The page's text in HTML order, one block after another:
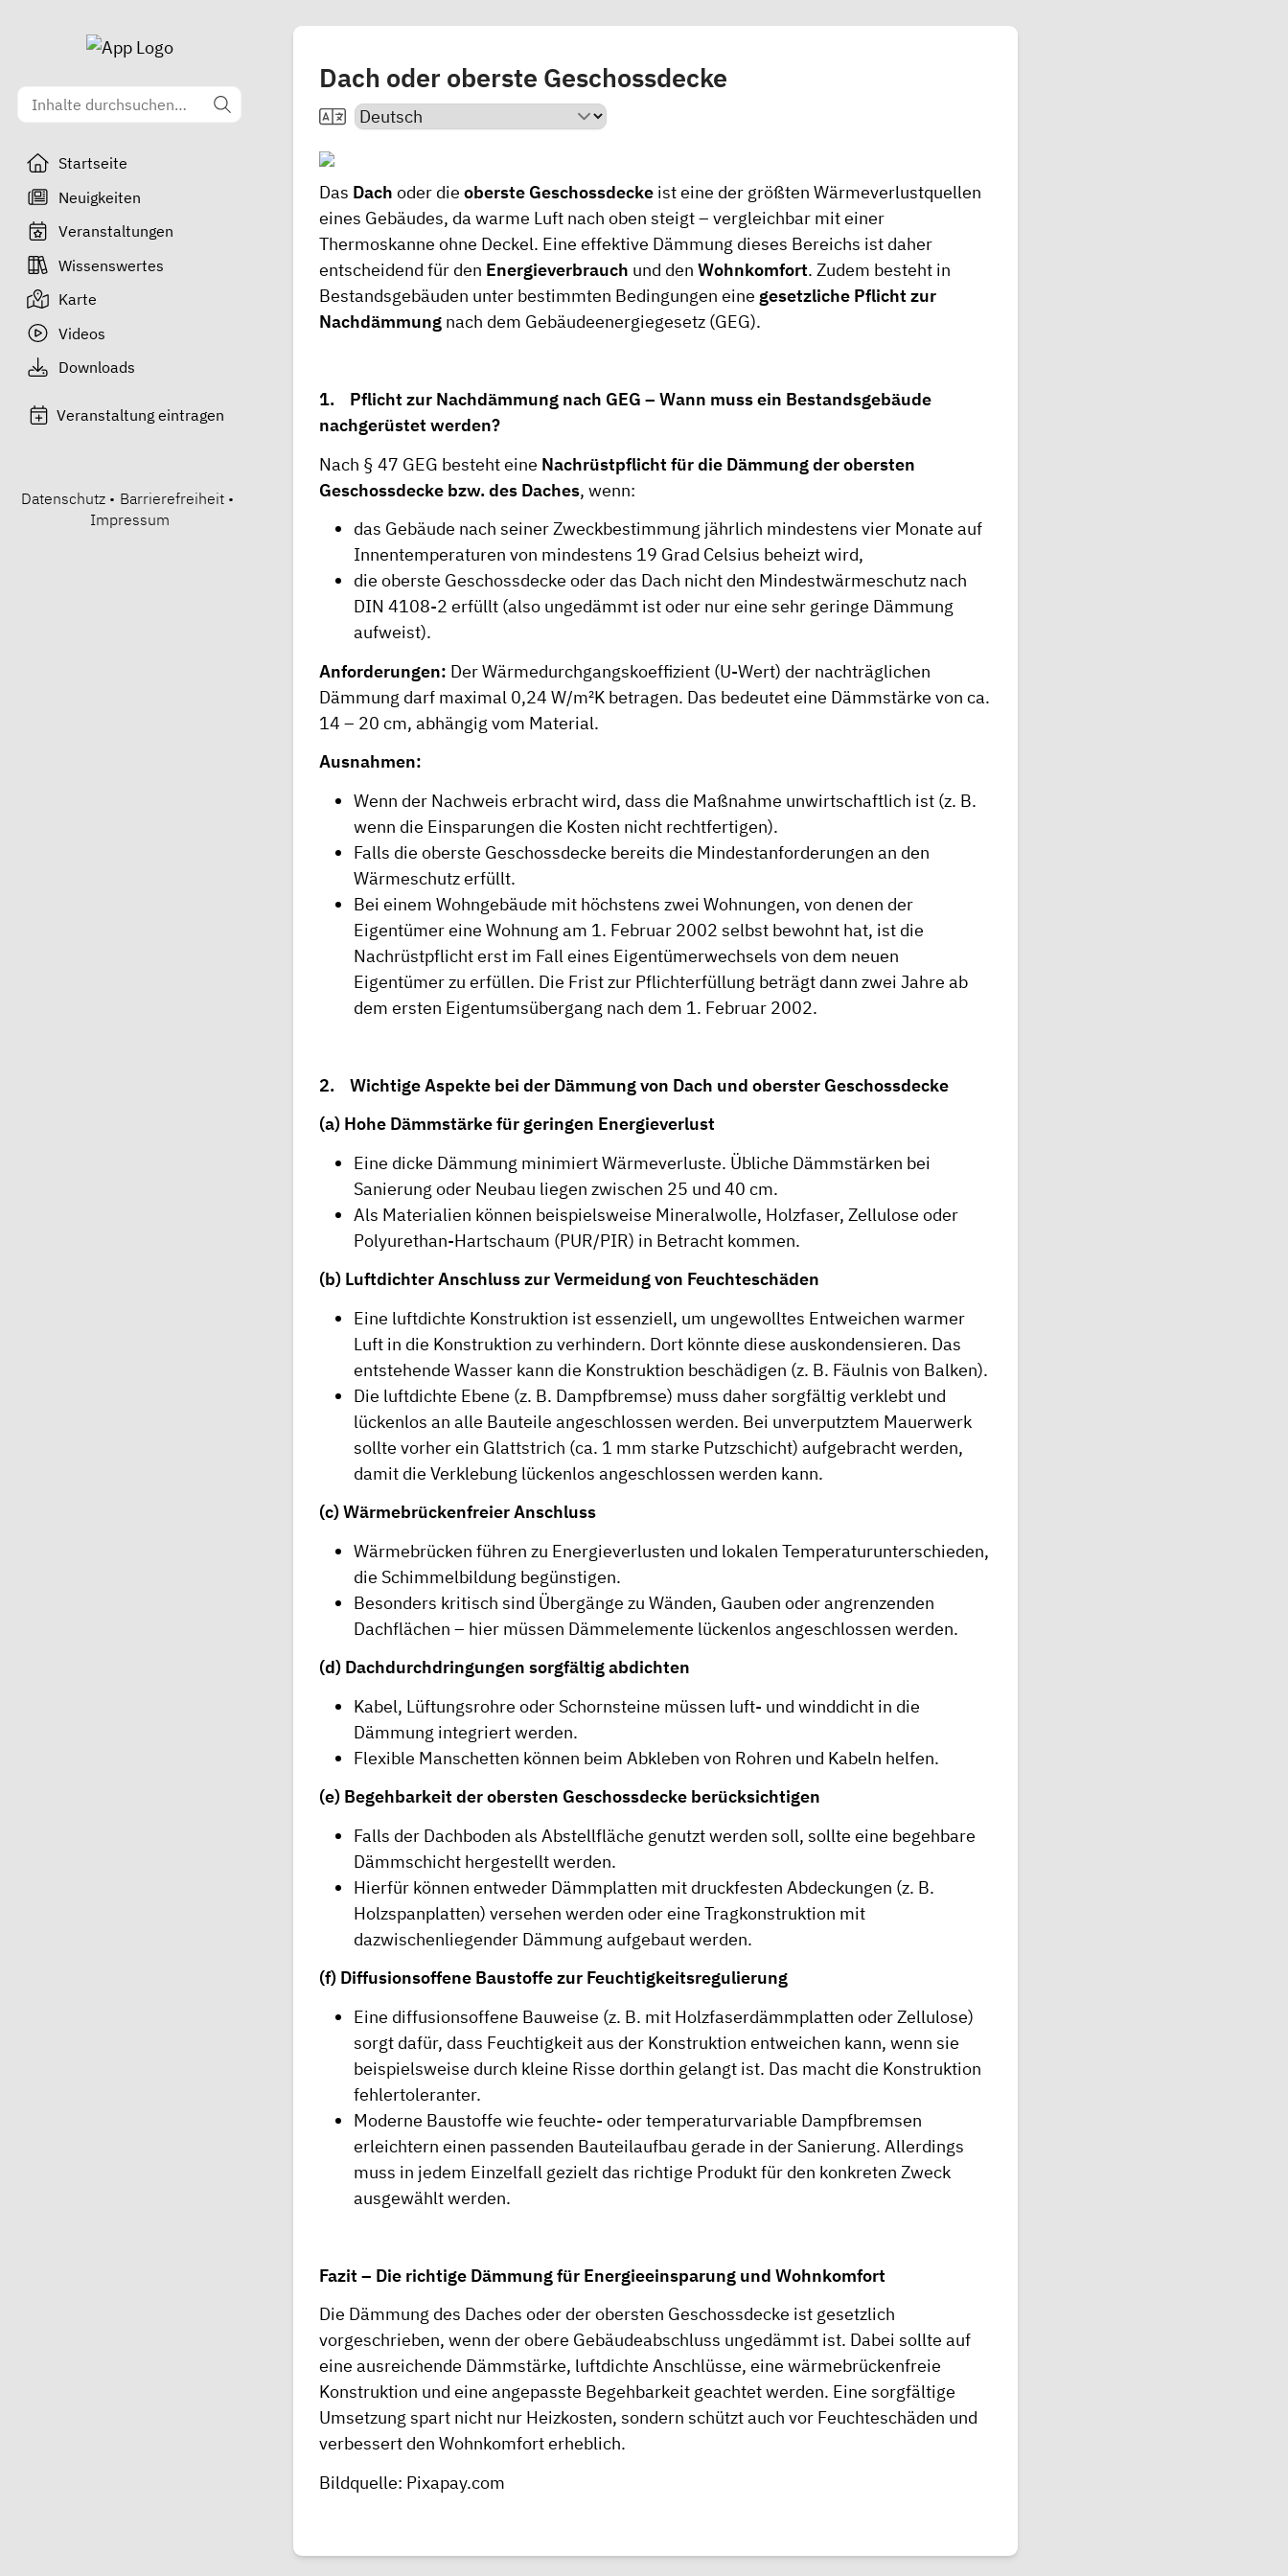
Startseite
Neuigkeiten
Veranstaltungen
Wissenswertes
Karte
Videos
Downloads
Veranstaltung eintragen
Datenschutz • Barrierefreiheit •
Impressum
Dach oder oberste Geschossdecke
Das Dach oder die oberste Geschossdecke ist eine der größten Wärmeverlustquellen
eines Gebäudes, da warme Luft nach oben steigt – vergleichbar mit einer
Thermoskanne ohne Deckel. Eine effektive Dämmung dieses Bereichs ist daher
entscheidend für den Energieverbrauch und den Wohnkomfort. Zudem besteht in
Bestandsgebäuden unter bestimmten Bedingungen eine gesetzliche Pflicht zur
Nachdämmung nach dem Gebäudeenergiegesetz (GEG).
1. Pflicht zur Nachdämmung nach GEG – Wann muss ein Bestandsgebäude
nachgerüstet werden?
Nach § 47 GEG besteht eine Nachrüstpflicht für die Dämmung der obersten
Geschossdecke bzw. des Daches, wenn:
das Gebäude nach seiner Zweckbestimmung jährlich mindestens vier Monate auf
Innentemperaturen von mindestens 19 Grad Celsius beheizt wird,
die oberste Geschossdecke oder das Dach nicht den Mindestwärmeschutz nach
DIN 4108-2 erfüllt (also ungedämmt ist oder nur eine sehr geringe Dämmung
aufweist).
Anforderungen: Der Wärmedurchgangskoeffizient (U-Wert) der nachträglichen
Dämmung darf maximal 0,24 W/m²K betragen. Das bedeutet eine Dämmstärke von ca.
14 – 20 cm, abhängig vom Material.
Ausnahmen:
Wenn der Nachweis erbracht wird, dass die Maßnahme unwirtschaftlich ist (z. B.
wenn die Einsparungen die Kosten nicht rechtfertigen).
Falls die oberste Geschossdecke bereits die Mindestanforderungen an den
Wärmeschutz erfüllt.
Bei einem Wohngebäude mit höchstens zwei Wohnungen, von denen der
Eigentümer eine Wohnung am 1. Februar 2002 selbst bewohnt hat, ist die
Nachrüstpflicht erst im Fall eines Eigentümerwechsels von dem neuen
Eigentümer zu erfüllen. Die Frist zur Pflichterfüllung beträgt dann zwei Jahre ab
dem ersten Eigentumsübergang nach dem 1. Februar 2002.
2. Wichtige Aspekte bei der Dämmung von Dach und oberster Geschossdecke
(a) Hohe Dämmstärke für geringen Energieverlust
Eine dicke Dämmung minimiert Wärmeverluste. Übliche Dämmstärken bei
Sanierung oder Neubau liegen zwischen 25 und 40 cm.
Als Materialien können beispielsweise Mineralwolle, Holzfaser, Zellulose oder
Polyurethan-Hartschaum (PUR/PIR) in Betracht kommen.
(b) Luftdichter Anschluss zur Vermeidung von Feuchteschäden
Eine luftdichte Konstruktion ist essenziell, um ungewolltes Entweichen warmer
Luft in die Konstruktion zu verhindern. Dort könnte diese auskondensieren. Das
entstehende Wasser kann die Konstruktion beschädigen (z. B. Fäulnis von Balken).
Die luftdichte Ebene (z. B. Dampfbremse) muss daher sorgfältig verklebt und
lückenlos an alle Bauteile angeschlossen werden. Bei unverputztem Mauerwerk
sollte vorher ein Glattstrich (ca. 1 mm starke Putzschicht) aufgebracht werden,
damit die Verklebung lückenlos angeschlossen werden kann.
(c) Wärmebrückenfreier Anschluss
Wärmebrücken führen zu Energieverlusten und lokalen Temperaturunterschieden,
die Schimmelbildung begünstigen.
Besonders kritisch sind Übergänge zu Wänden, Gauben oder angrenzenden
Dachflächen – hier müssen Dämmelemente lückenlos angeschlossen werden.
(d) Dachdurchdringungen sorgfältig abdichten
Kabel, Lüftungsrohre oder Schornsteine müssen luft- und winddicht in die
Dämmung integriert werden.
Flexible Manschetten können beim Abkleben von Rohren und Kabeln helfen.
(e) Begehbarkeit der obersten Geschossdecke berücksichtigen
Falls der Dachboden als Abstellfläche genutzt werden soll, sollte eine begehbare
Dämmschicht hergestellt werden.
Hierfür können entweder Dämmplatten mit druckfesten Abdeckungen (z. B.
Holzspanplatten) versehen werden oder eine Tragkonstruktion mit
dazwischenliegender Dämmung aufgebaut werden.
(f) Diffusionsoffene Baustoffe zur Feuchtigkeitsregulierung
Eine diffusionsoffene Bauweise (z. B. mit Holzfaserdämmplatten oder Zellulose)
sorgt dafür, dass Feuchtigkeit aus der Konstruktion entweichen kann, wenn sie
beispielsweise durch kleine Risse dorthin gelangt ist. Das macht die Konstruktion
fehlertoleranter.
Moderne Baustoffe wie feuchte- oder temperaturvariable Dampfbremsen
erleichtern einen passenden Bauteilaufbau gerade in der Sanierung. Allerdings
muss in jedem Einzelfall gezielt das richtige Produkt für den konkreten Zweck
ausgewählt werden.
Fazit – Die richtige Dämmung für Energieeinsparung und Wohnkomfort
Die Dämmung des Daches oder der obersten Geschossdecke ist gesetzlich
vorgeschrieben, wenn der obere Gebäudeabschluss ungedämmt ist. Dabei sollte auf
eine ausreichende Dämmstärke, luftdichte Anschlüsse, eine wärmebrückenfreie
Konstruktion und eine angepasste Begehbarkeit geachtet werden. Eine sorgfältige
Umsetzung spart nicht nur Heizkosten, sondern schützt auch vor Feuchteschäden und
verbessert den Wohnkomfort erheblich.
Bildquelle: Pixapay.com